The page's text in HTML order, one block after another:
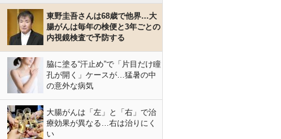
東野圭吾さんは68歳で他界…大
腸がんは毎年の検便と3年ごとの
内視鏡検査で予防する
脇に塗る“汗止め”で「片目だけ瞳
孔が開く」ケースが…猛暑の中
の意外な病気
大腸がんは「左」と「右」で治
療効果が異なる…右は治りにく
い